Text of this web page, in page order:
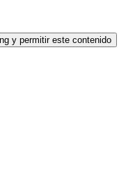
y permitir este contenido